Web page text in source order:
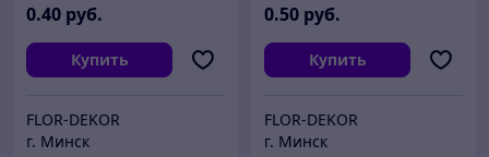
0.40 руб.
Купить
FLOR-DEKOR
г. Минск
0.50 руб.
Купить
FLOR-DEKOR
г. Минск